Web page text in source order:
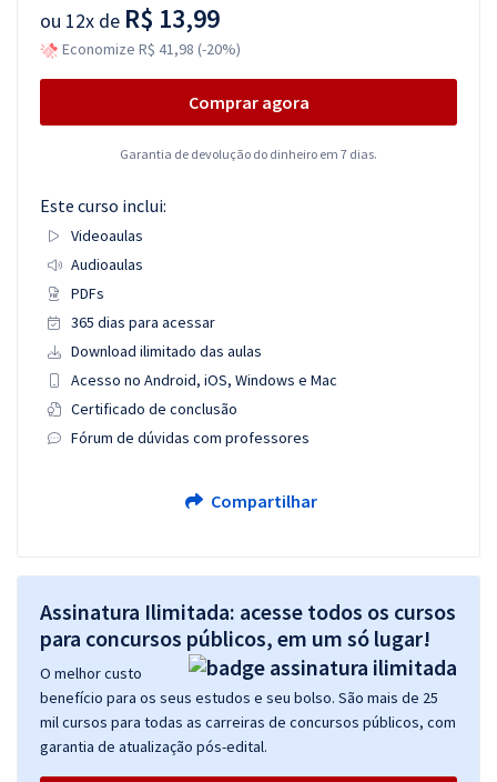
ou 12x de R$ 13,99
Economize R$ 41,98 (-20%)
Comprar agora
Garantia de devolução do dinheiro em 7 dias.
Este curso inclui:
Videoaulas
Audioaulas
PDFs
365 dias para acessar
Download ilimitado das aulas
Acesso no Android, iOS, Windows e Mac
Certificado de conclusão
Fórum de dúvidas com professores
Compartilhar
Assinatura Ilimitada: acesse todos os cursos
para concursos públicos, em um só lugar!
O melhor custo
benefício para os seus estudos e seu bolso. São mais de 25
mil cursos para todas as carreiras de concursos públicos, com
garantia de atualização pós-edital.